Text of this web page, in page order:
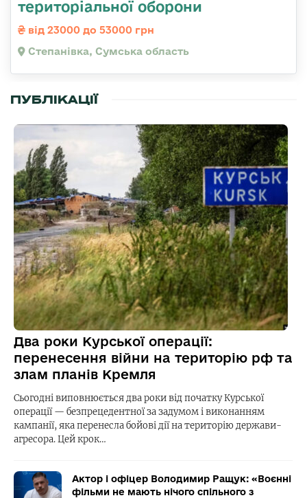
територіальної оборони
від 23000 до 53000 грн
Степанівка, Сумська область
ПУБЛІКАЦІЇ
Два роки Курської операції:
перенесення війни на територію рф та
злам планів Кремля
Сьогодні виповнюється два роки від початку Курської
операції — безпрецедентної за задумом і виконанням
кампанії, яка перенесла бойові дії на територію держави-
агресора. Цей крок…
Актор і офіцер Володимир Ращук: «Воєнні
фільми не мають нічого спільного з